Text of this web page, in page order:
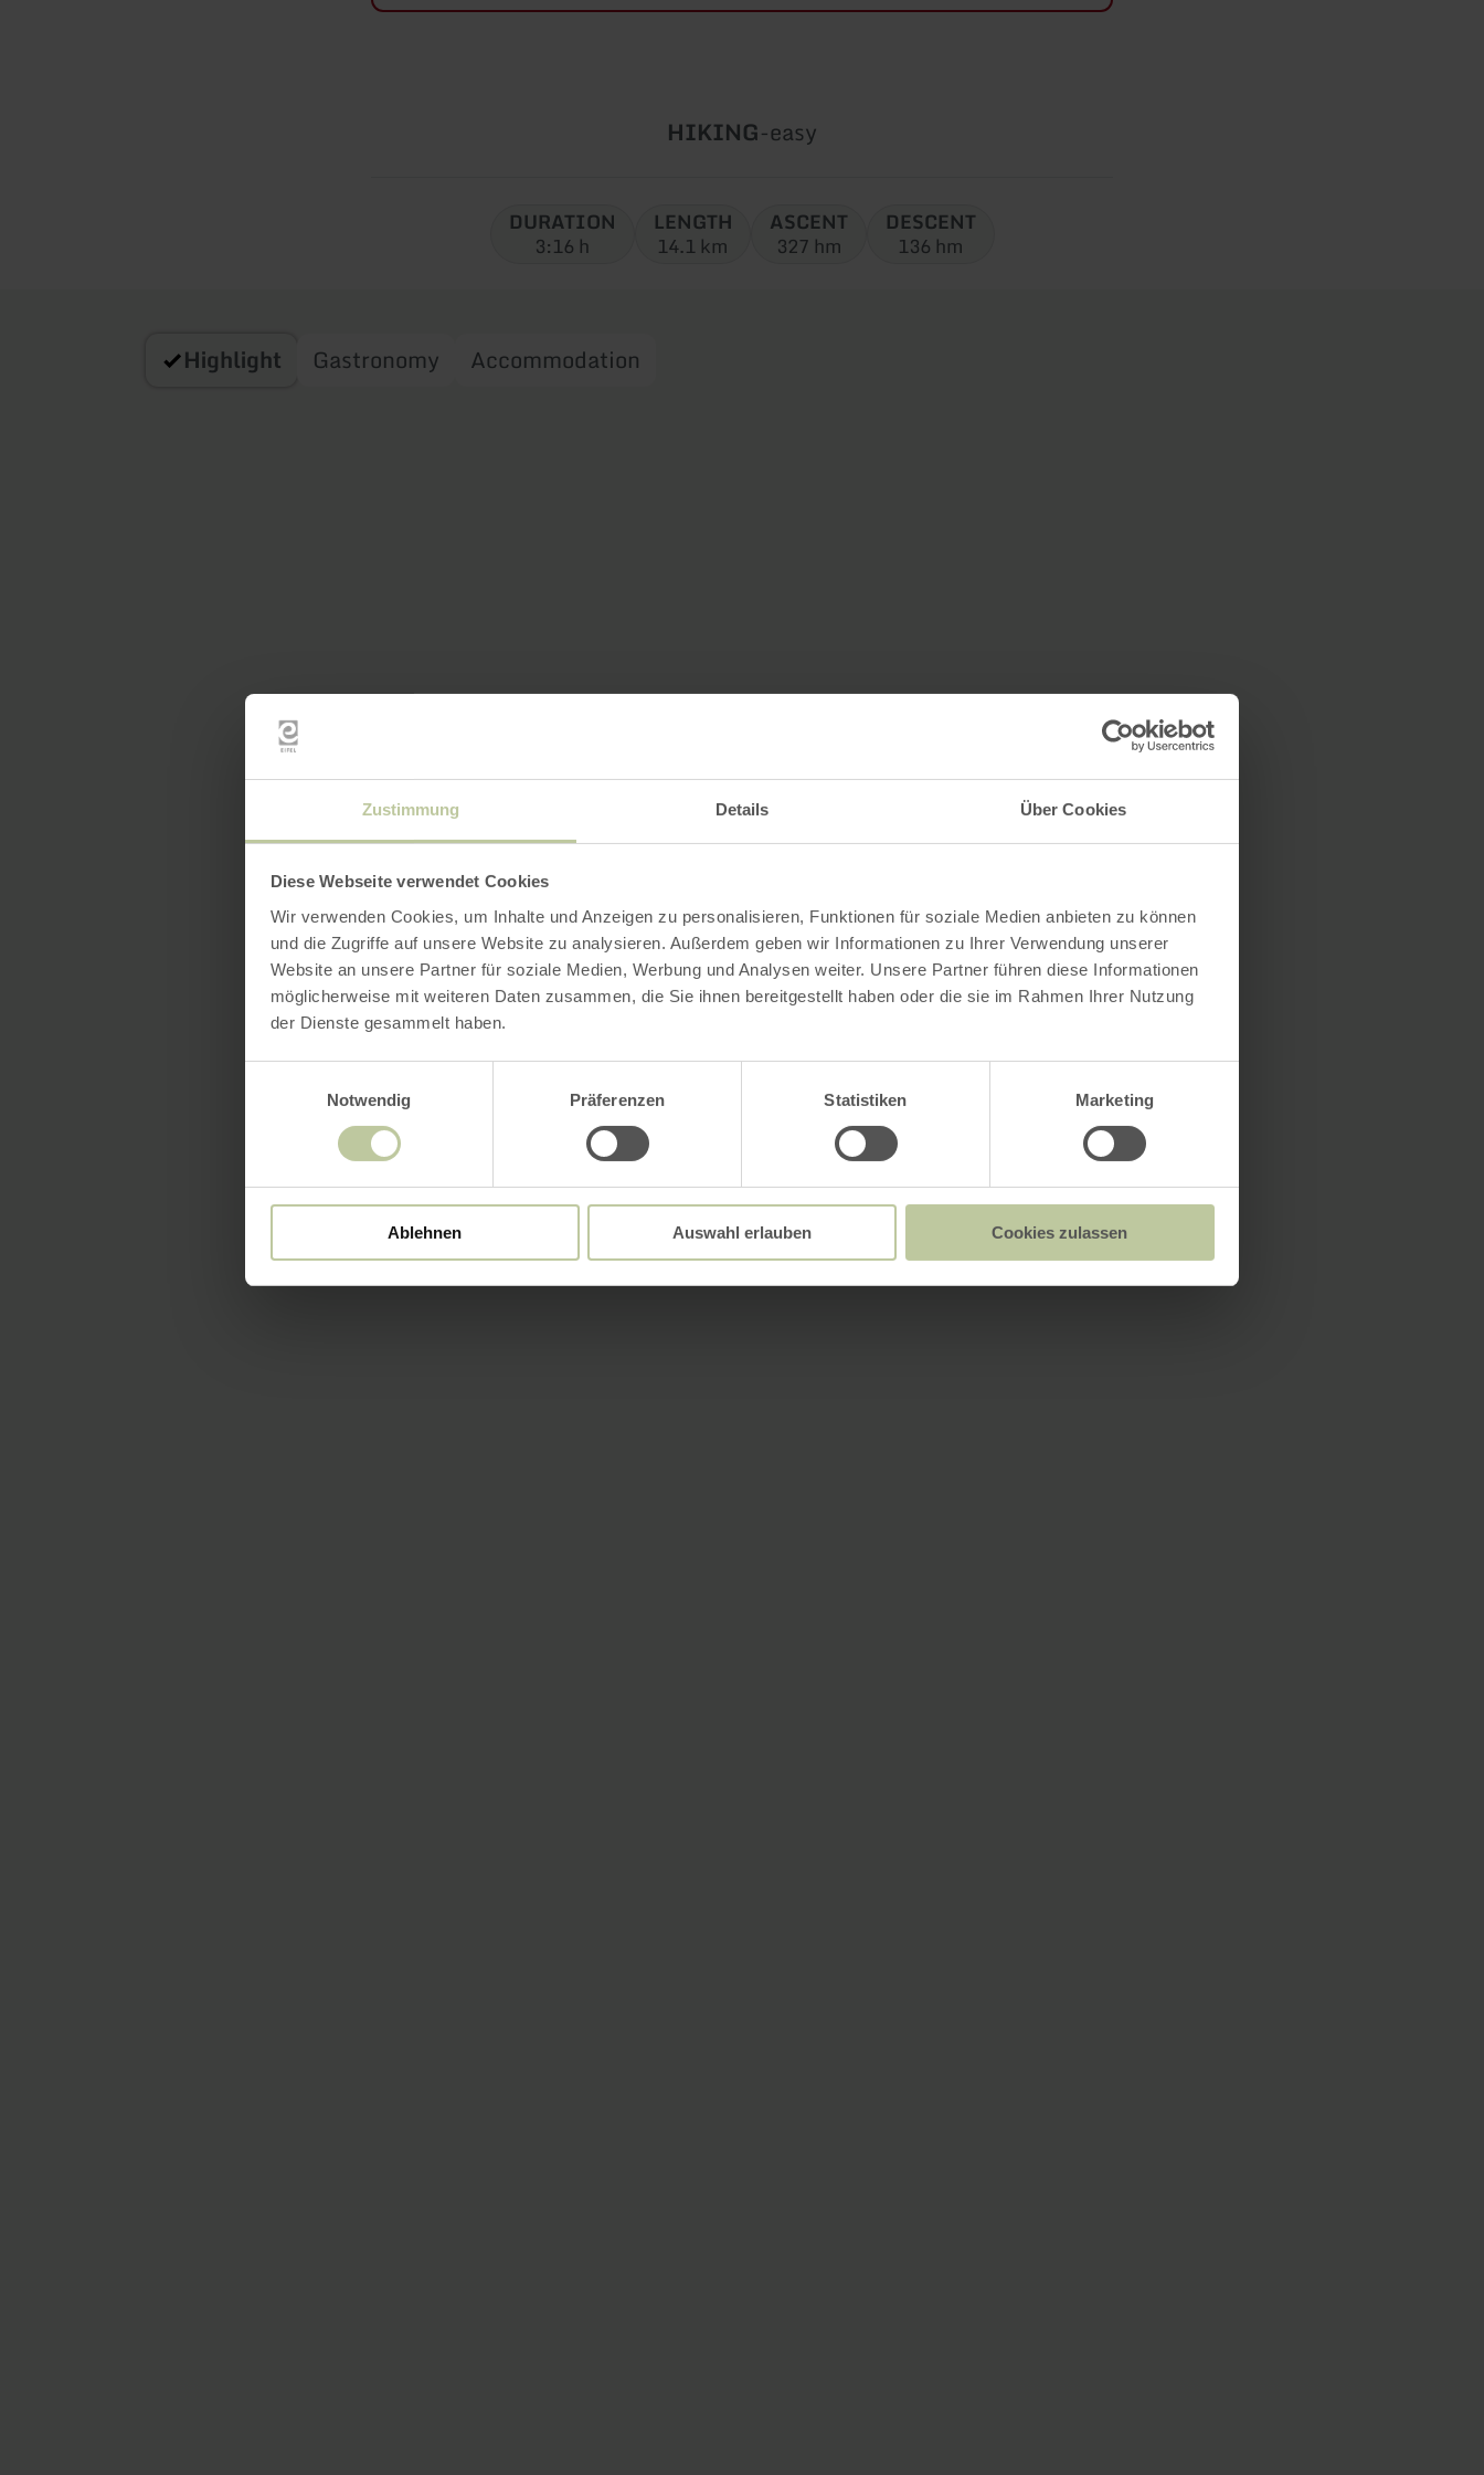
Zustimmung Details Über Cookies
Diese Webseite verwendet Cookies
Wir verwenden Cookies, um Inhalte und Anzeigen zu personalisieren, Funktionen für soziale Medien anbieten zu können
und die Zugriffe auf unsere Website zu analysieren. Außerdem geben wir Informationen zu Ihrer Verwendung unserer
Website an unsere Partner für soziale Medien, Werbung und Analysen weiter. Unsere Partner führen diese Informationen
möglicherweise mit weiteren Daten zusammen, die Sie ihnen bereitgestellt haben oder die sie im Rahmen Ihrer Nutzung
der Dienste gesammelt haben.
Notwendig
Präferenzen Statistiken Marketing
Ablehnen Auswahl erlauben Cookies zulassen
Type
HIKING-Difficulty:
easy
DURATION
3:16 h
LENGTH
14.1 km
ASCENT
327 hm
DESCENT
136 hm
Highlight Gastronomy Accommodation